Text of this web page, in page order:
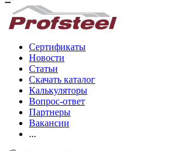
Сертификаты
Новости
Статьи
Скачать каталог
Калькуляторы
Вопрос-ответ
Партнеры
Вакансии
...